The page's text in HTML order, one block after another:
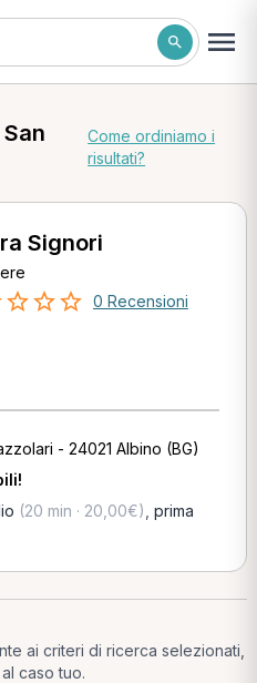
Come ordiniamo i
risultati?
Signori
0 Recensioni
- 24021 Albino (BG)
(20 min · 20,00€) prima
ai criteri di ricerca selezionati,
caso tuo.